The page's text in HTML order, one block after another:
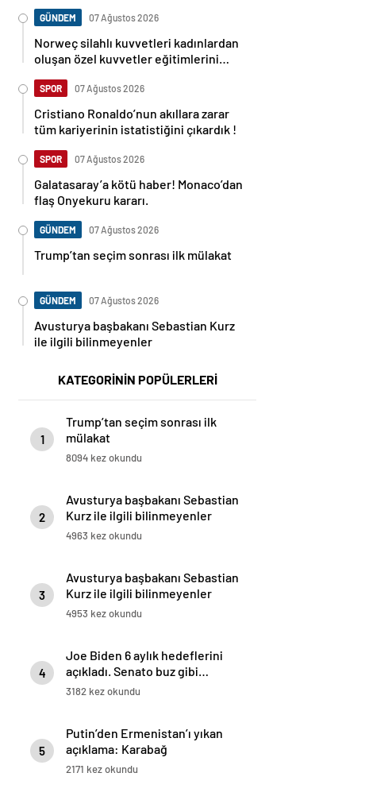
GÜNDEM 07 Ağustos 2026
Norweç silahlı kuvvetleri kadınlardan
oluşan özel kuvvetler eğitimlerini
SPOR 07 Ağustos 2026
Cristiano Ronaldo’nun akıllara zarar
tüm kariyerinin istatistiğini çıkardık !
SPOR 07 Ağustos 2026
Galatasaray’a kötü haber! Monaco’dan
flaş Onyekuru kararı.
GÜNDEM 07 Ağustos 2026
Trump’tan seçim sonrası ilk mülakat
GÜNDEM 07 Ağustos 2026
Avusturya başbakanı Sebastian Kurz
ile ilgili bilinmeyenler
KATEGORİNİN POPÜLERLERİ
1
Trump’tan seçim sonrası ilk
mülakat
8094 kez okundu
2
Avusturya başbakanı Sebastian
Kurz ile ilgili bilinmeyenler
4963 kez okundu
3
Avusturya başbakanı Sebastian
Kurz ile ilgili bilinmeyenler
4953 kez okundu
4
Joe Biden 6 aylık hedeflerini
açıkladı. Senato buz gibi…
3182 kez okundu
5
Putin’den Ermenistan’ı yıkan
açıklama: Karabağ
Azerbaycan’ın ayrılmaz bir
2171 kez okundu